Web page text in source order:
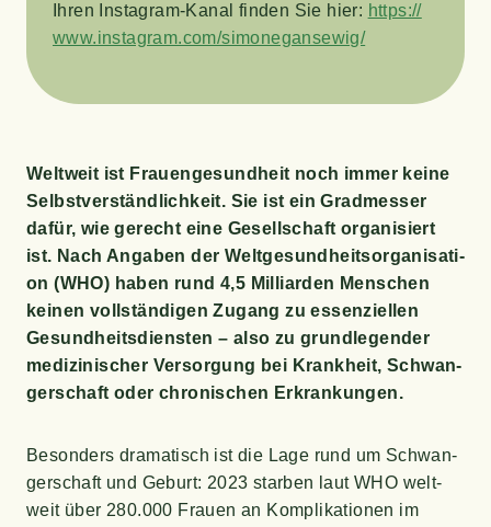
Ihren Insta­gram-Kanal fin­den Sie hier: https://​
www​.insta​gram​.com/​s​i​m​o​n​e​g​a​n​s​e​w​ig/
Welt­weit ist Frau­en­ge­sund­heit noch immer kei­ne
Selbst­ver­ständ­lich­keit. Sie ist ein Grad­mes­ser
dafür, wie gerecht eine Gesell­schaft orga­ni­siert
ist. Nach Anga­ben der Welt­ge­sund­heits­or­ga­ni­sa­ti­
on (WHO) haben rund 4,5 Mil­li­ar­den Men­schen
kei­nen voll­stän­di­gen Zugang zu essen­zi­el­len
Gesund­heits­diens­ten – also zu grund­le­gen­der
medi­zi­ni­scher Ver­sor­gung bei Krank­heit, Schwan­
ger­schaft oder chro­ni­schen Erkrankungen.
Beson­ders dra­ma­tisch ist die Lage rund um Schwan­
ger­schaft und Geburt: 2023 star­ben laut WHO welt­
weit über 280.000 Frau­en an Kom­pli­ka­tio­nen im